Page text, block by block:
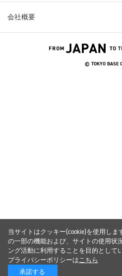
会社概要
© TOKYO BASE
当サイトはクッキー(cookie)を使用し
の一部の機能および、サイトの使用状
ング活動に利用することを目的としてい
プライバシーポリシーはこちら
承諾する